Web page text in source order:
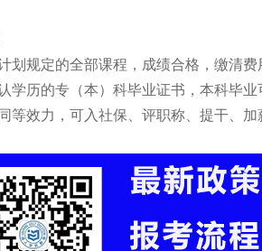
划规定的全部课程，成绩合格，缴清
学历的专（本）科毕业证书，本科毕
等效力，可入社保、评职称、提干、